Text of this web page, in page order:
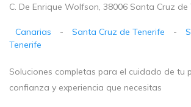
C. De Enrique Wolfson, 38006 Santa Cruz de
Canarias - Santa Cruz de Tenerife -
Tenerife
Soluciones completas para el cuidado de tu
confianza y experiencia que necesitas